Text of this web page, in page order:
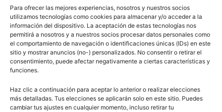
Para ofrecer las mejores experiencias, nosotros y nuestros socios
utilizamos tecnologías como cookies para almacenar y/o acceder a la
información del dispositivo. La aceptación de estas tecnologías nos
permitirá a nosotros y a nuestros socios procesar datos personales como
el comportamiento de navegación o identificaciones únicas (IDs) en este
sitio y mostrar anuncios (no-) personalizados. No consentir o retirar el
consentimiento, puede afectar negativamente a ciertas características y
funciones.
Haz clic a continuación para aceptar lo anterior o realizar elecciones
más detalladas. Tus elecciones se aplicarán solo en este sitio. Puedes
cambiar tus ajustes en cualquier momento, incluso retirar tu
Relieve oceánico
1 2 3